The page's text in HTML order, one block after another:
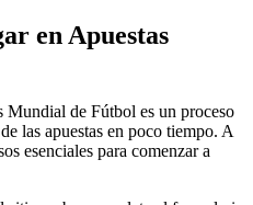
en Apuestas
Mundial de Fútbol es un proceso
las apuestas en poco tiempo. A
esenciales para comenzar a